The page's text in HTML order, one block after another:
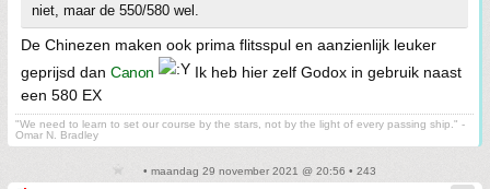
niet, maar de 550/580 wel.
De Chinezen maken ook prima flitsspul en aanzienlijk leuker
geprijsd dan Canon
Ik heb hier zelf Godox in gebruik naast
een 580 EX
"We need to learn to set our course by the stars, not by the light of every passing ship." -
Omar N. Bradley
• maandag 29 november 2021 @ 20:56 • 243